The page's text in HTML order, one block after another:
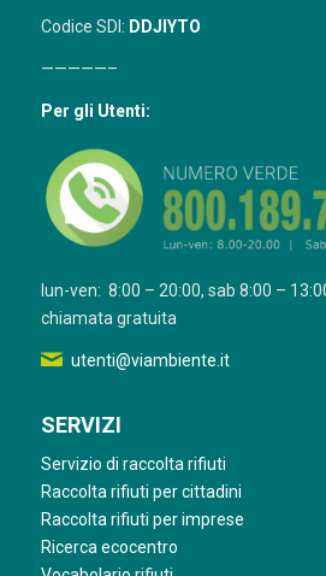
Codice SDI: DDJIYTO
—————–
Per gli Utenti:
lun-ven: 8:00 – 20:00, sab 8:00 –
chiamata gratuita
utenti@viambiente.it
SERVIZI
Servizio di raccolta rifiuti
Raccolta rifiuti per cittadini
Raccolta rifiuti per imprese
Ricerca ecocentro